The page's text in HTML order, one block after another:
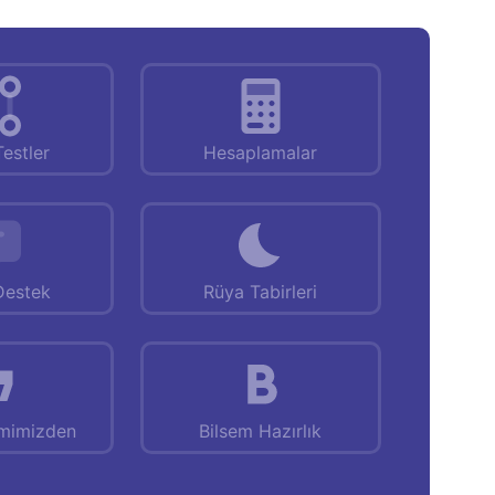
Hesaplamalar
Rüya Tabirleri
Bilsem Hazırlık